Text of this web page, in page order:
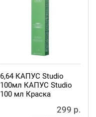
6,64 КАПУС Studio
100мл КАПУС Studio
100 мл Краска
299 р.